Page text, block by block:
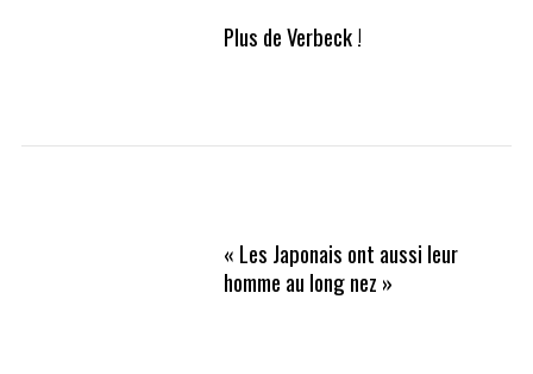
Plus de Verbeck !
« Les Japonais ont aussi leur
homme au long nez »